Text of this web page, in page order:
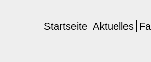
Aktuelles
Startseite